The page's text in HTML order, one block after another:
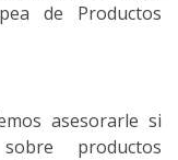
de Productos
asesorarle si
productos